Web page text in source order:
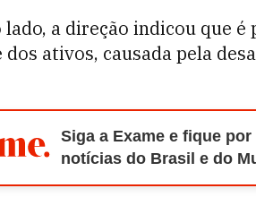
a direção indicou que
dos ativos, causada pela
Siga a Exame e fique
notícias do Brasil e do